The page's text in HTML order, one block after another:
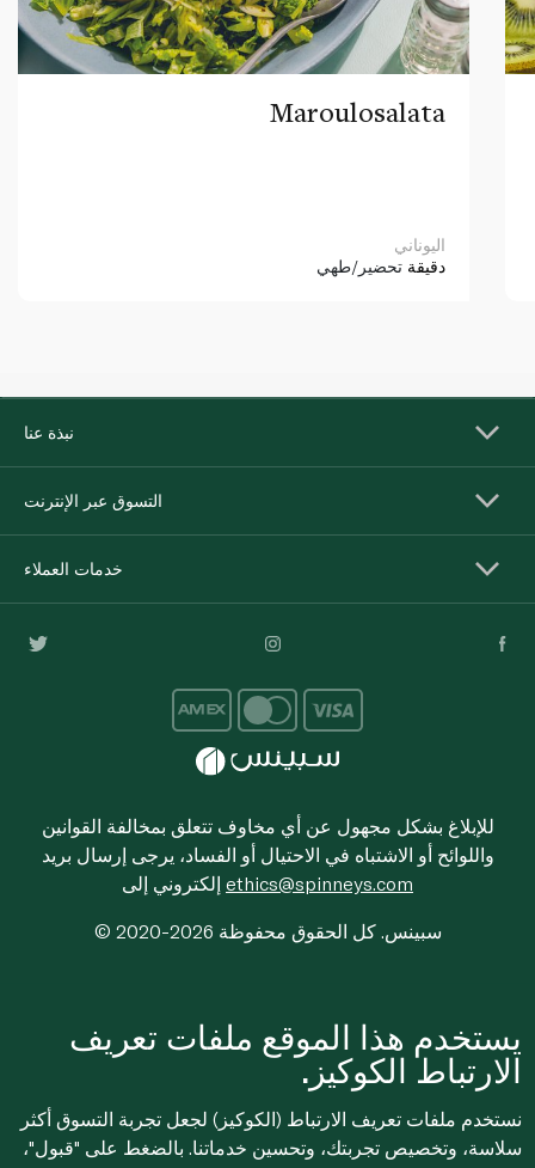
Maroulosalata
اليوناني
دقيقة تحضير/طهي
نبذة عنا
التسوق عبر الإنترنت
خدمات العملاء
للإبلاغ بشكل مجهول عن أي مخاوف تتعلق بمخالفة القوانين
واللوائح أو الاشتباه في الاحتيال أو الفساد، يرجى إرسال بريد
ethics@spinneys.com
© 2020-2026 سبينس. كل الحقوق محفوظة
يستخدم هذا الموقع ملفات تعريف
الارتباط الكوكيز.
نستخدم ملفات تعريف الارتباط (الكوكيز) لجعل تجربة التسوق أكثر
سلاسة، وتخصيص تجربتك، وتحسين خدماتنا. بالضغط على "قبول"،